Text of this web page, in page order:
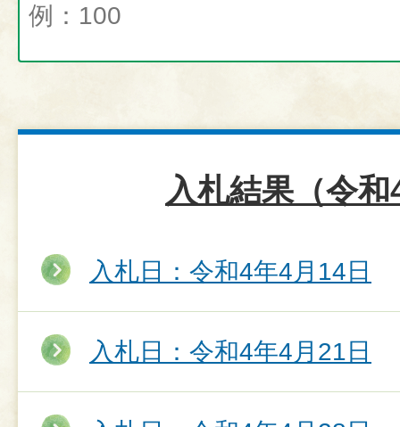
入札結果（令
入札日：令和4年4月14日
入札日：令和4年4月21日